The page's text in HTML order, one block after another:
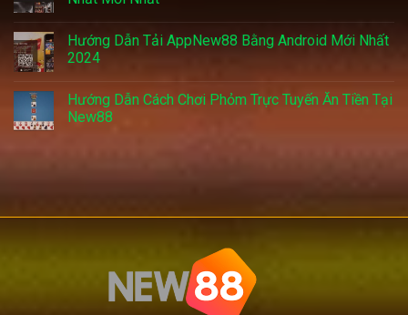
Hướng Dẫn Tải AppNew88 Bằng Android Mới Nhất
2024
Hướng Dẫn Cách Chơi Phỏm Trực Tuyến Ăn Tiền Tại
New88